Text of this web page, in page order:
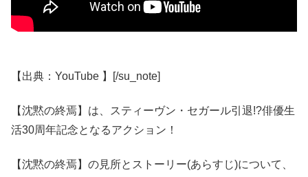
【出典：YouTube 】[/su_note]
【沈黙の終焉】は、スティーヴン・セガール引退!?俳優生
活30周年記念となるアクション！
【沈黙の終焉】の見所とストーリー(あらすじ)について、